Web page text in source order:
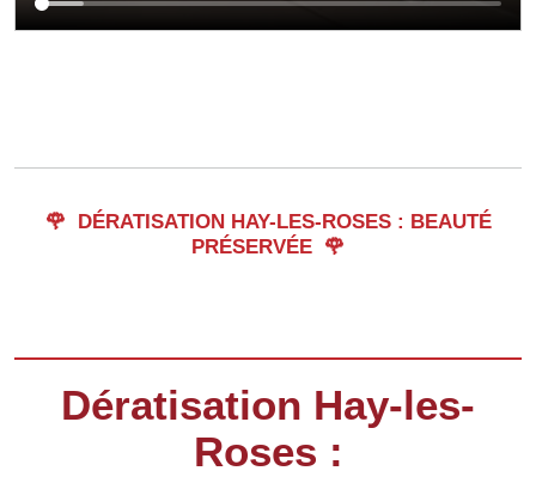
🌹 DÉRATISATION HAY-LES-ROSES : BEAUTÉ
PRÉSERVÉE 🌹
Dératisation Hay-les-
Roses :